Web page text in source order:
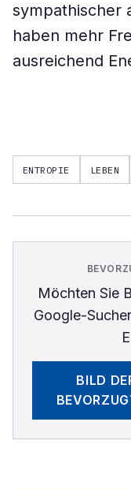
sympathischer
haben mehr
ausreichend
ENTROPIE LEBEN
Möchten Sie
Google-
BILD